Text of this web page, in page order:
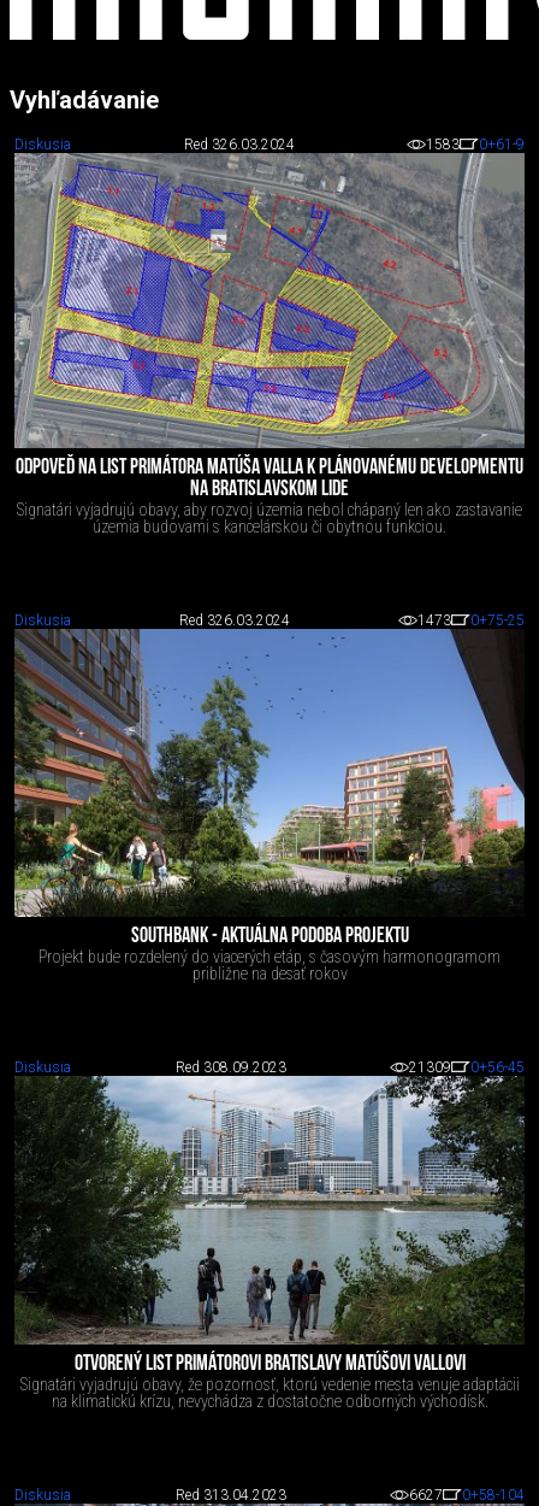
Vyhľadávanie
Diskusia Red 326.03.2024 1583 0+61 -9
ODPOVEĎ NA LIST PRIMÁTORA MATÚŠA VALLA K PLÁNOVANÉMU DEVELOPMENTU
NA BRATISLAVSKOM LIDE
Signatári vyjadrujú obavy, aby rozvoj územia nebol chápaný len ako zastavanie
územia budovami s kancelárskou či obytnou funkciou.
Diskusia Red 326.03.2024 1473 0+75-25
SOUTHBANK - AKTUÁLNA PODOBA PROJEKTU
Projekt bude rozdelený do viacerých etáp, s časovým harmonogramom
približne na desať rokov
Diskusia Red 308.09.2023 21309 0+56-45
OTVORENÝ LIST PRIMÁTOROVI BRATISLAVY MATÚŠOVI VALLOVI
Signatári vyjadrujú obavy, že pozornosť, ktorú vedenie mesta venuje adaptácii
na klimatickú krízu, nevychádza z dostatočne odborných východísk.
Diskusia Red 313.04.2023 6627 0+58-104